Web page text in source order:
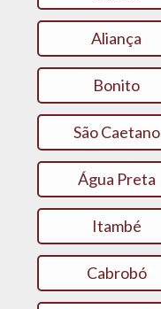
Aliança
Bonito
São Caetano
Água Preta
Itambé
Cabrobó